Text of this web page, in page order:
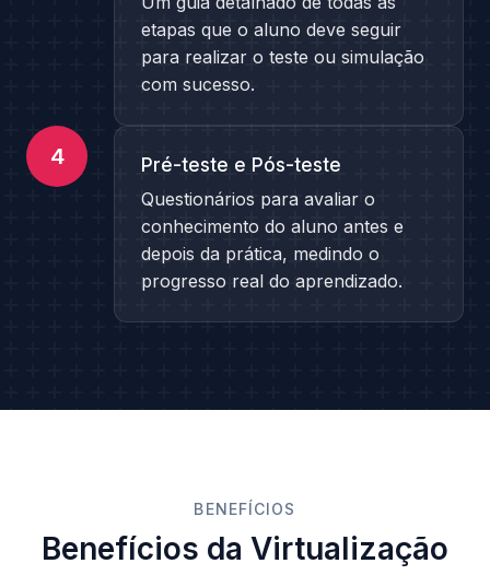
etapas que o aluno deve seguir
para realizar o teste ou simulação
com sucesso.
4
Pré-teste e Pós-teste
Questionários para avaliar o
conhecimento do aluno antes e
depois da prática, medindo o
progresso real do aprendizado.
BENEFÍCIOS
Benefícios da Virtualização